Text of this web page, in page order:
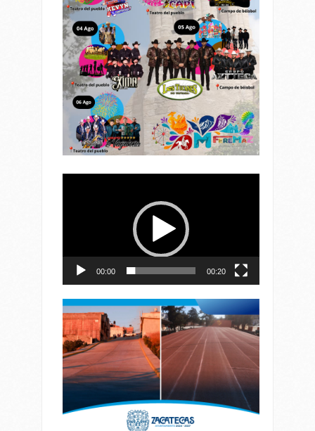
00:00 00:20